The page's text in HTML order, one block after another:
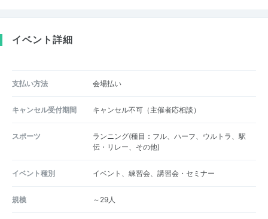
イベント詳細
支払い方法 会場払い
キャンセル受付期間 キャンセル不可（主催者応相談）
スポーツ
ランニング(種目：フル、ハーフ、ウルトラ、駅
伝・リレー、その他)
イベント種別 イベント、練習会、講習会・セミナー
規模 ～29人